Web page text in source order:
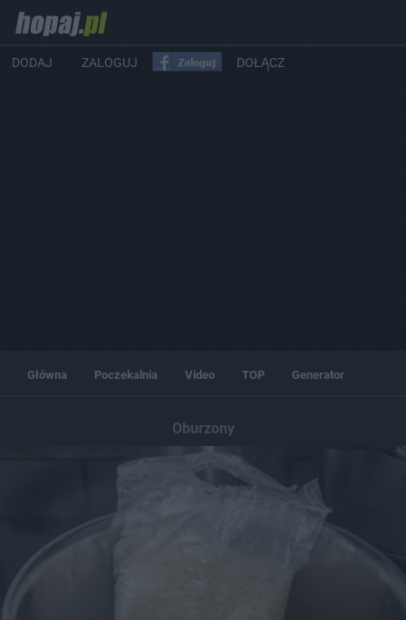
DODAJ ZALOGUJ DOŁĄCZ
Główna Poczekalnia Video TOP Generator
Oburzony